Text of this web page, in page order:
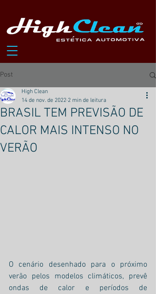
Post
BRASIL TEM PREVISÃO DE
CALOR MAIS INTENSO NO
VERÃO
High Clean
14 de nov. de 2022 2 min de leitura
O cenário desenhado para o próximo
verão pelos modelos climáticos, prevê
ondas de calor e períodos de